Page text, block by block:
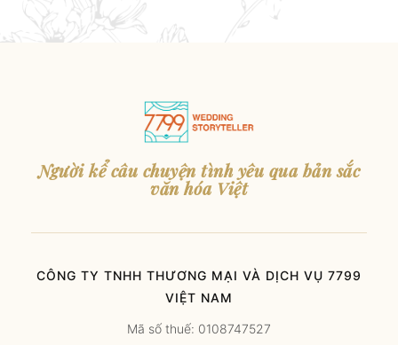
Người kể câu chuyện tình yêu qua bản sắc
văn hóa Việt
CÔNG TY TNHH THƯƠNG MẠI VÀ DỊCH VỤ 7799
VIỆT NAM
Mã số thuế: 0108747527